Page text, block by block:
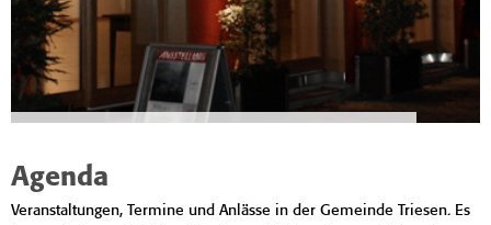
Agenda
Veranstaltungen, Termine und Anlässe in der Gemeinde Triesen. Es